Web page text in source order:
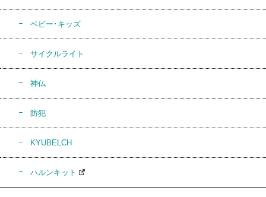
ベビー･キッズ
サイクルライト
神仏
防犯
KYUBELCH
ハルンキット